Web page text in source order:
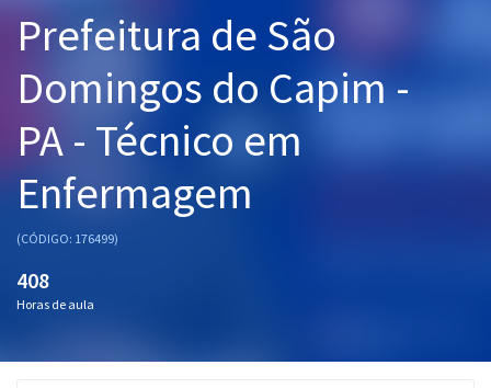
Cursos 20% OFF
Pós
Graduação
OAB
Questões grátis
Prefeitura de São
Domingos do Capim -
PA - Técnico em
Enfermagem
(CÓDIGO: 176499)
408
Horas de aula